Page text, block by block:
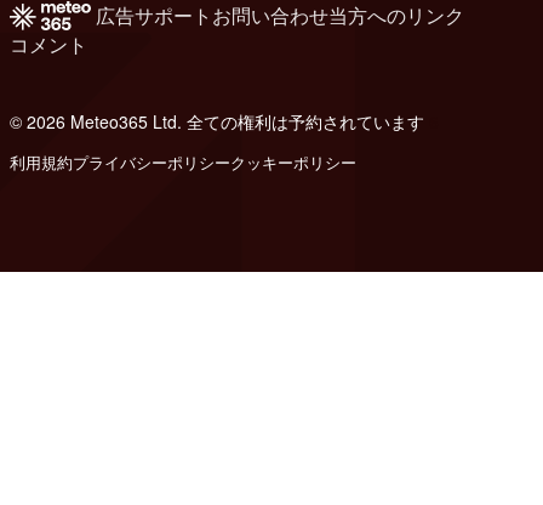
広告サポート お問い合わせ当方へのリンク
コメント
© 2026 Meteo365 Ltd. 全ての権利は予約されています
利用規約プライバシーポリシークッキーポリシー